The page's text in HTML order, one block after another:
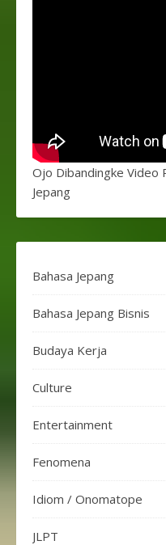
Ojo Dibandingke Video
Jepang
Bahasa Jepang
Bahasa Jepang Bisnis
Budaya Kerja
Culture
Entertainment
Fenomena
Idiom / Onomatope
JLPT